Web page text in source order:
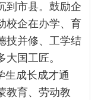
到市县。鼓励企
校企在办学、育
技并修、工学结
国工匠。
生成长成才通
教育、劳动教